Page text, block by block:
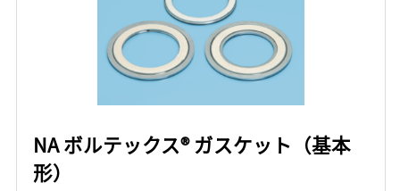
NA ボルテックス® ガスケット（基本
形）